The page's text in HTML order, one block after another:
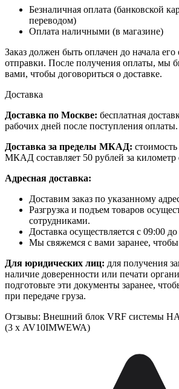
Безналичная оплата (банковской
переводом)
Оплата наличными (в магазине)
Заказ должен быть оплачен до начала его
отправки. После получения оплаты, мы
вами, чтобы договориться о доставке.
Доставка
Доставка по Москве: бесплатная
рабочих дней после поступления оплаты.
Доставка за пределы МКАД:
МКАД составляет 50 рублей за
Адресная доставка:
Доставим заказ по указанному
Разгрузка и подъем товаров
сотрудниками.
Доставка осуществляется с 09:00
Мы свяжемся с вами заранее, чтобы
Для юридических лиц: для получения
наличие доверенности или печати
подготовьте эти документы заранее,
при передаче груза.
Отзывы: Внешний блок VRF системы
(3 х AV10IMWEWA)